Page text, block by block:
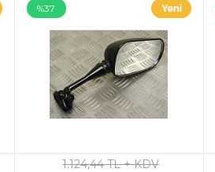
%37
1.124,44 TL + KDV